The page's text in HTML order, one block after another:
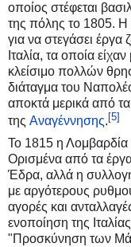
οποίος στέφεται
της πόλης το 1805. Η
για να στεγάσει
Ιταλία, τα οποία
κλείσιμο πολλών
διάταγμα του
αποκτά μερικά από τα
της Αναγέννησης. [5]
Το 1815 η Λομβαρδία
Ορισμένα από τα
Έδρα, αλλά η συλλογή
με αργότερους
αγορές και
ενοποίηση της
"Προσκύνηση των